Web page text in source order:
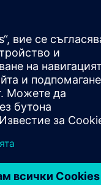
на
набор от
за
да
и